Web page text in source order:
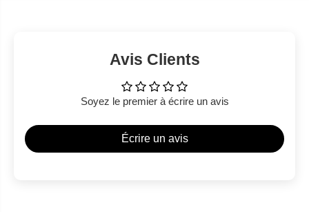
Avis Clients
Soyez le premier à écrire un avis
Écrire un avis